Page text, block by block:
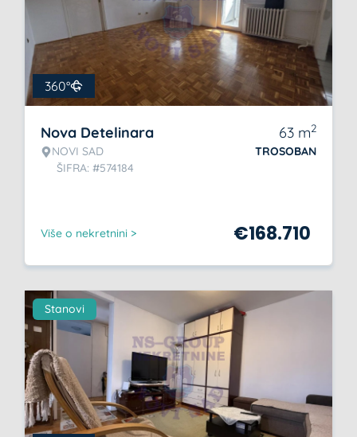
360°
Nova Detelinara
NOVI SAD
ŠIFRA: #574184
63 m2
TROSOBAN
Više o nekretnini > €168.710
Stanovi